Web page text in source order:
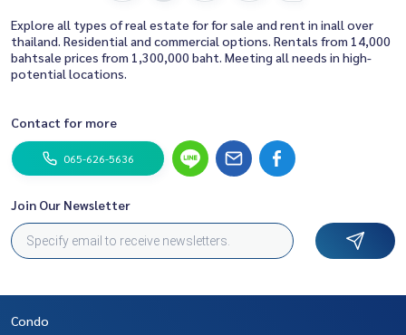
Explore all types of real estate for for sale and rent in inall over
thailand. Residential and commercial options. Rentals from 14,000
bahtsale prices from 1,300,000 baht. Meeting all needs in high-
potential locations.
Contact for more
065-626-5636
Join Our Newsletter
Condo